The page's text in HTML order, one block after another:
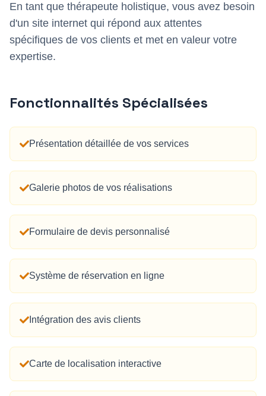
En tant que thérapeute holistique, vous avez besoin
d'un site internet qui répond aux attentes
spécifiques de vos clients et met en valeur votre
expertise.
Fonctionnalités Spécialisées
Présentation détaillée de vos services
Galerie photos de vos réalisations
Formulaire de devis personnalisé
Système de réservation en ligne
Intégration des avis clients
Carte de localisation interactive